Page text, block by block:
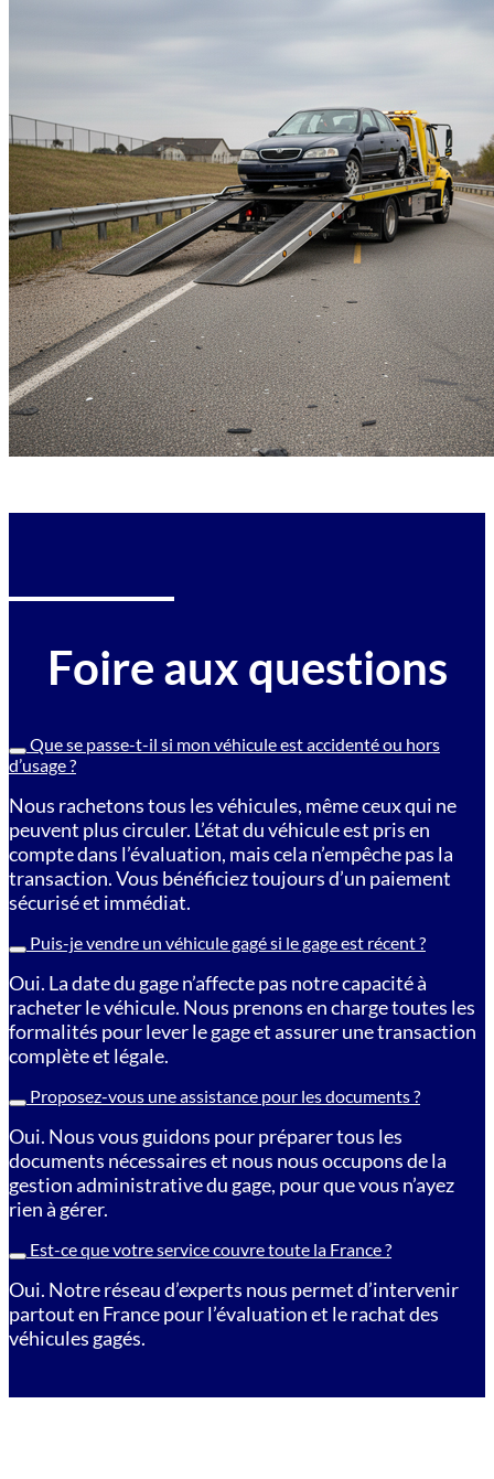
Foire aux questions
Que se passe-t-il si mon véhicule est accidenté ou hors
d’usage ?
Nous rachetons tous les véhicules, même ceux qui ne
peuvent plus circuler. L’état du véhicule est pris en
compte dans l’évaluation, mais cela n’empêche pas la
transaction. Vous bénéficiez toujours d’un paiement
sécurisé et immédiat.
Puis-je vendre un véhicule gagé si le gage est récent ?
Oui. La date du gage n’affecte pas notre capacité à
racheter le véhicule. Nous prenons en charge toutes les
formalités pour lever le gage et assurer une transaction
complète et légale.
Proposez-vous une assistance pour les documents ?
Oui. Nous vous guidons pour préparer tous les
documents nécessaires et nous nous occupons de la
gestion administrative du gage, pour que vous n’ayez
rien à gérer.
Est-ce que votre service couvre toute la France ?
Oui. Notre réseau d’experts nous permet d’intervenir
partout en France pour l’évaluation et le rachat des
véhicules gagés.